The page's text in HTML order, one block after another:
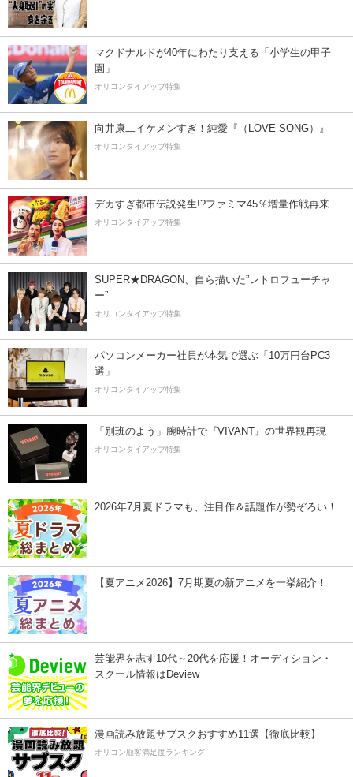
マクドナルドが40年にわたり支える「小学生の甲子
園」
オリコンタイアップ特集
向井康二イケメンすぎ！純愛『（LOVE SONG）』
オリコンタイアップ特集
デカすぎ都市伝説発生!?ファミマ45％増量作戦再来
オリコンタイアップ特集
SUPER★DRAGON、自ら描いた”レトロフューチャ
ー”
オリコンタイアップ特集
パソコンメーカー社員が本気で選ぶ「10万円台PC3
選」
オリコンタイアップ特集
「別班のよう」腕時計で『VIVANT』の世界観再現
オリコンタイアップ特集
2026年7月夏ドラマも、注目作＆話題作が勢ぞろい！
【夏アニメ2026】7月期夏の新アニメを一挙紹介！
芸能界を志す10代～20代を応援！オーディション・
スクール情報はDeview
漫画読み放題サブスクおすすめ11選【徹底比較】
オリコン顧客満足度ランキング